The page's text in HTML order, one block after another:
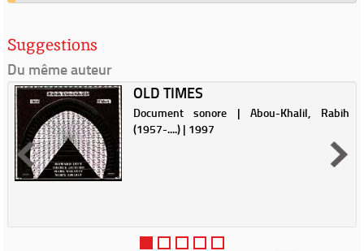
Suggestions
Du même auteur
OLD TIMES
Document sonore | Abou-Khalil, Rabih
(1957-....) | 1997